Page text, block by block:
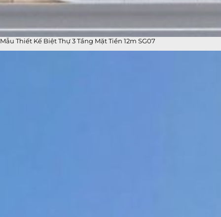
Mẫu Thiết Kế Biệt Thự 3 Tầng Mặt Tiền 12m SG07